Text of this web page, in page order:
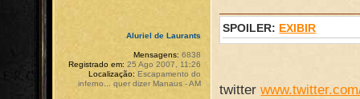
SPOILER: EXIBIR
twitter
Aluriel de Laurants
Mensagens: 6838
Registrado em: 25 Ago 2007, 11:26
Localização: Escapamento do
inferno... quer dizer Manaus - AM